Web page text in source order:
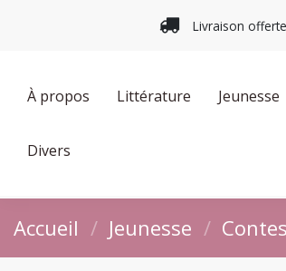
Livraison
À propos Littérature Jeunesse
Divers
Accueil Jeunesse Contes